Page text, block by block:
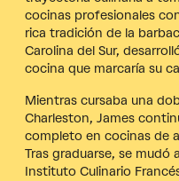
cocinas profesionales
rica tradición de la
Carolina del Sur,
cocina que marcaría su
Mientras cursaba una
Charleston, James
completo en cocinas de
Tras graduarse, se mudó
Instituto Culinario